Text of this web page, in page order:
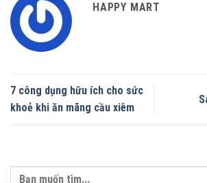
HAPPY MART
7 công dụng hữu ích cho sức
khoẻ khi ăn mãng cầu xiêm